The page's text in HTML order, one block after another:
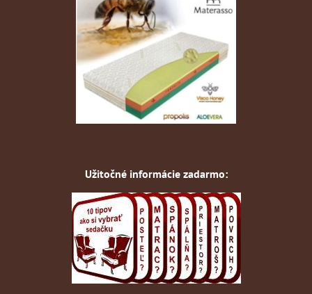
Užitočné informácie zadarmo: